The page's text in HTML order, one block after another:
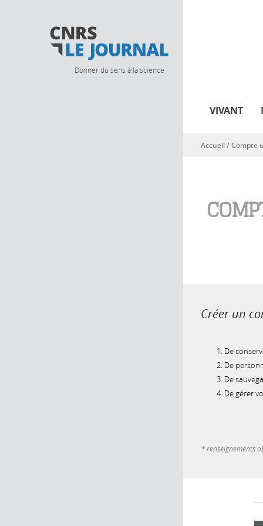
Donner du sens à la science
VIVANT
Vous êtes ici
Accueil/Compte
Créer un
De
De
De
De gérer
* renseignements